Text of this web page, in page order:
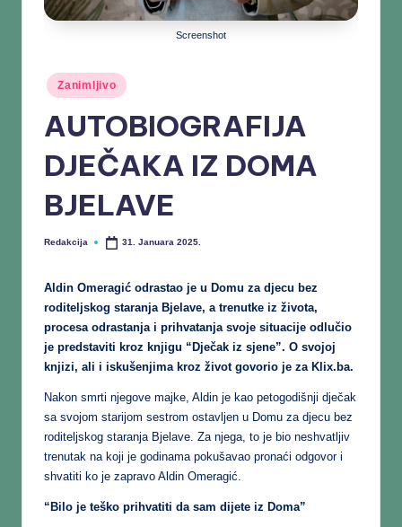
Screenshot
Zanimljivo
AUTOBIOGRAFIJA
DJEČAKA IZ DOMA
BJELAVE
Redakcija 31. Januara 2025.
Aldin Omeragić odrastao je u Domu za djecu bez
roditeljskog staranja Bjelave, a trenutke iz života,
procesa odrastanja i prihvatanja svoje situacije odlučio
je predstaviti kroz knjigu “Dječak iz sjene”. O svojoj
knjizi, ali i iskušenjima kroz život govorio je za Klix.ba.
Nakon smrti njegove majke, Aldin je kao petogodišnji dječak
sa svojom starijom sestrom ostavljen u Domu za djecu bez
roditeljskog staranja Bjelave. Za njega, to je bio neshvatljiv
trenutak na koji je godinama pokušavao pronaći odgovor i
shvatiti ko je zapravo Aldin Omeragić.
“Bilo je teško prihvatiti da sam dijete iz Doma”